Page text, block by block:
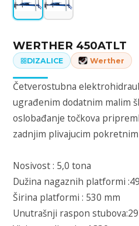
WERTHER 450ATLT
DIZALICE Werther
Četverostubna
ugrađenim dodatnim malim
oslobađanje točkova
zadnjim plivajucim
Nosivost : 5,0 tona
Dužina nagaznih platformi
Širina platformi : 530 mm
Unutrašnji raspon